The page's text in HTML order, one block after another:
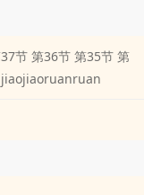
节 第36节 第35节 第
jiaojiaoruanruan